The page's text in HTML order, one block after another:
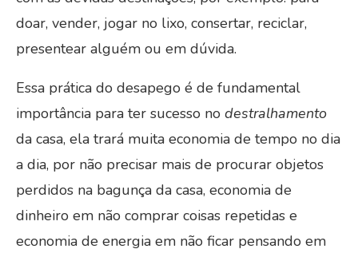
doar, vender, jogar no lixo, consertar, reciclar,
presentear alguém ou em dúvida.
Essa prática do desapego é de fundamental
importância para ter sucesso no destralhamento
da casa, ela trará muita economia de tempo no dia
a dia, por não precisar mais de procurar objetos
perdidos na bagunça da casa, economia de
dinheiro em não comprar coisas repetidas e
economia de energia em não ficar pensando em